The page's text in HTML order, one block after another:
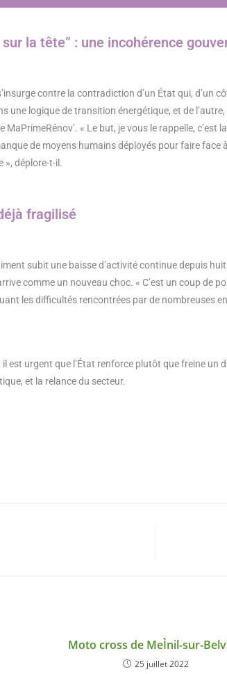
sur la tête” : une incohérence
contre la contradiction d’un État qui, d’un
une logique de transition énergétique, et de
MaPrimeRénov’. « Le but, je vous le rappelle, c’est
de moyens humains déployés pour faire face
», déplore-t-il.
fragilisé
subit une baisse d’activité continue depuis
comme un nouveau choc. « C’est un coup de
les difficultés rencontrées par de nombreuses
est urgent que l’État renforce plutôt que freine un
et la relance du secteur.
Moto cross de MeÌnil-sur-
25 juillet 2022